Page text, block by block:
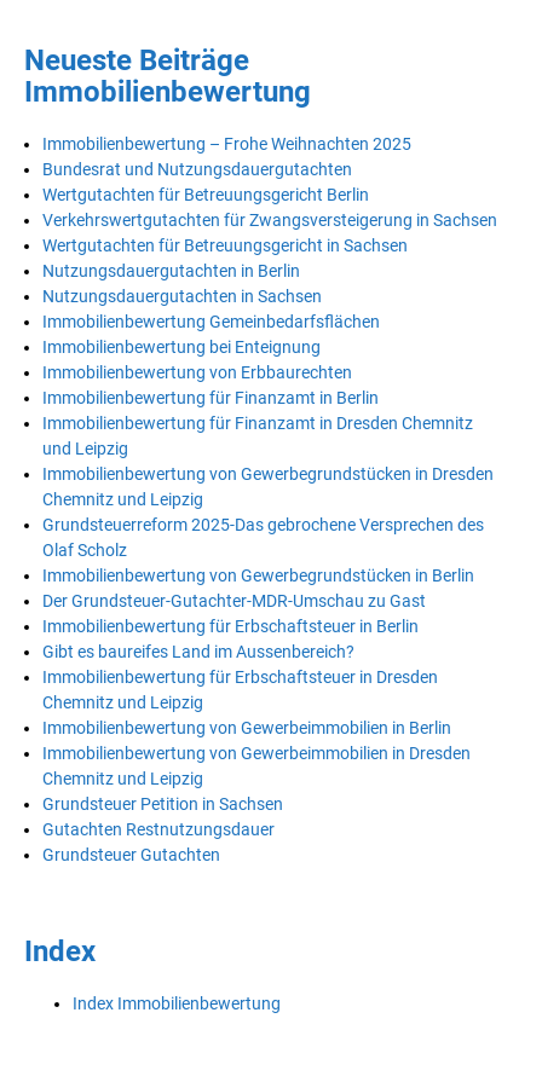
Neueste Beiträge
Immobilienbewertung
Immobilienbewertung – Frohe Weihnachten 2025
Bundesrat und Nutzungsdauergutachten
Wertgutachten für Betreuungsgericht Berlin
Verkehrswertgutachten für Zwangsversteigerung in Sachsen
Wertgutachten für Betreuungsgericht in Sachsen
Nutzungsdauergutachten in Berlin
Nutzungsdauergutachten in Sachsen
Immobilienbewertung Gemeinbedarfsflächen
Immobilienbewertung bei Enteignung
Immobilienbewertung von Erbbaurechten
Immobilienbewertung für Finanzamt in Berlin
Immobilienbewertung für Finanzamt in Dresden Chemnitz
und Leipzig
Immobilienbewertung von Gewerbegrundstücken in Dresden
Chemnitz und Leipzig
Grundsteuerreform 2025-Das gebrochene Versprechen des
Olaf Scholz
Immobilienbewertung von Gewerbegrundstücken in Berlin
Der Grundsteuer-Gutachter-MDR-Umschau zu Gast
Immobilienbewertung für Erbschaftsteuer in Berlin
Gibt es baureifes Land im Aussenbereich?
Immobilienbewertung für Erbschaftsteuer in Dresden
Chemnitz und Leipzig
Immobilienbewertung von Gewerbeimmobilien in Berlin
Immobilienbewertung von Gewerbeimmobilien in Dresden
Chemnitz und Leipzig
Grundsteuer Petition in Sachsen
Gutachten Restnutzungsdauer
Grundsteuer Gutachten
Index
Index Immobilienbewertung